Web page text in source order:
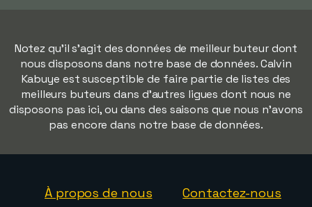
Notez qu'il s'agit des données de meilleur buteur dont
nous disposons dans notre base de données. Calvin
Kabuye est susceptible de faire partie de listes des
meilleurs buteurs dans d'autres ligues dont nous ne
disposons pas ici, ou dans des saisons que nous n'avons
pas encore dans notre base de données.
À propos de nous Contactez-nous